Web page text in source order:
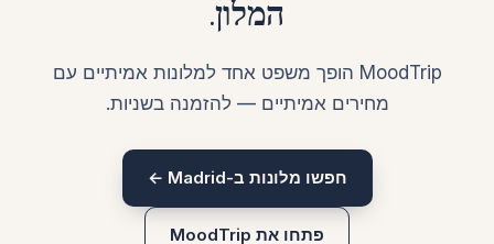
המלון.
MoodTrip הופך משפט אחד למלונות אמיתיים עם
מחירים אמיתיים — להזמנה בשניות.
חפשו מלונות ב-Madrid ←
פתחו את MoodTrip